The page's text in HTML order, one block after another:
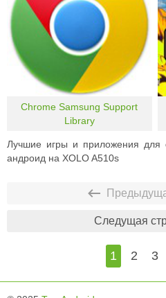
Chrome Samsung Support
Library
Лучшие игры и приложения для
андроид на XOLO A510s
1 2 3
Следущая